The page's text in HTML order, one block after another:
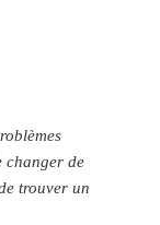
changer de
trouver un